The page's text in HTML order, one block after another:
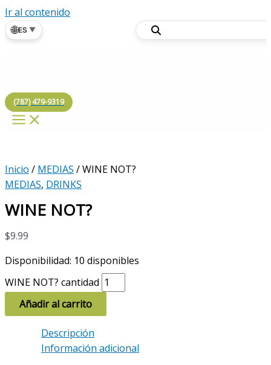
Ir al contenido
🌐ES ▼
(787) 479-9319
Inicio / MEDIAS / WINE NOT?
MEDIAS, DRINKS
WINE NOT?
$9.99
Disponibilidad: 10 disponibles
WINE NOT? cantidad
Añadir al carrito
Descripción
Información adicional